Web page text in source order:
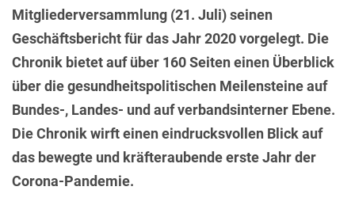
Mitgliederversammlung (21. Juli) seinen
Geschäftsbericht für das Jahr 2020 vorgelegt. Die
Chronik bietet auf über 160 Seiten einen Überblick
über die gesundheitspolitischen Meilensteine auf
Bundes-, Landes- und auf verbandsinterner Ebene.
Die Chronik wirft einen eindrucksvollen Blick auf
das bewegte und kräfteraubende erste Jahr der
Corona-Pandemie.